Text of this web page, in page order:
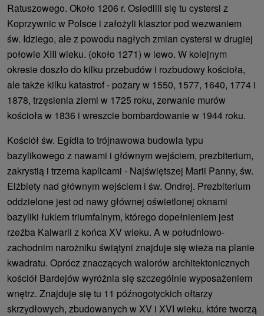
Ratuszowego. Około 1206 r. Osiedlili się tu cystersi z
Koprzywnic w Polsce i założyli klasztor pod wezwaniem
św. Idziego, ale z powodu nagłych zmian cystersi w drugiej
połowie XIII wieku. (około 1271) w lewo. W kolejnym
okresie doszło do kilku przebudów i rozbudowy kościoła,
ale także kilku katastrof - pożary w 1550, 1577, 1640, 1774 i
1878, trzęsienia ziemi w 1725 roku, zerwanie murów
kościoła w 1836 i wreszcie bombardowanie w 1944 roku.
Kościół św. Egídia to trójnawowa budowla typu
bazylikowego z nawami i głównym wejściem, prezbiterium,
zakrystią i trzema kaplicami - Najświętszej Marii Panny, św.
Elżbiety nad głównym wejściem i św. Ondrej. Prezbiterium
oddzielone jest od nawy głównej oświetlonej oknami
bazyliki łukiem triumfalnym, którego dopełnieniem jest
rzeźba Kalwarii z końca XV wieku. A w południowo-
zachodnim narożniku świątyni znajduje się wieża na planie
kwadratu. Oprócz znaczących walorów architektonicznych
kościół Bardejów wyróżnia się szczególnie wyposażeniem
wnętrz. Znajduje się tu 11 późnogotyckich ołtarzy
skrzydłowych, zbudowanych w XV i XVI wieku, które tworzą